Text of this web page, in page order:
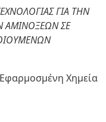
ΓΙΑ ΤΗΝ
ΑΜΙΝΟΞΕΩΝ ΣΕ
Χημεία